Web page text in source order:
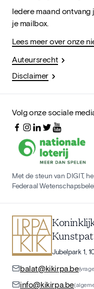
Iedere maand ontvang
je mailbox.
Lees meer over onze
Auteursrecht
Disclaimer
Volg onze sociale
Met de steun van DIGIT,
Federaal
Jubelpark 1,
balat@kikirpa.be
info@kikirpa.be